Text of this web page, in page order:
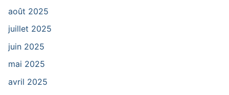
août 2025
juillet 2025
juin 2025
mai 2025
avril 2025